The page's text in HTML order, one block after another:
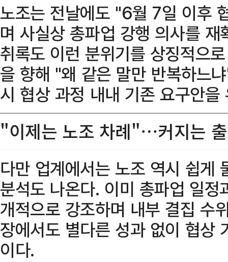
노조는 전날에도 "6월 7일 이후
며 사실상 총파업 강행 의사를
취록도 이런 분위기를 상징적으
을 향해 "왜 같은 말만 반복하느
시 협상 과정 내내 기존 요구안
"이제는 노조 차례"…커지는
다만 업계에서는 노조 역시 쉽게
분석도 나온다. 이미 총파업 일
개적으로 강조하며 내부 결집 수
장에서도 별다른 성과 없이 협상
이다.